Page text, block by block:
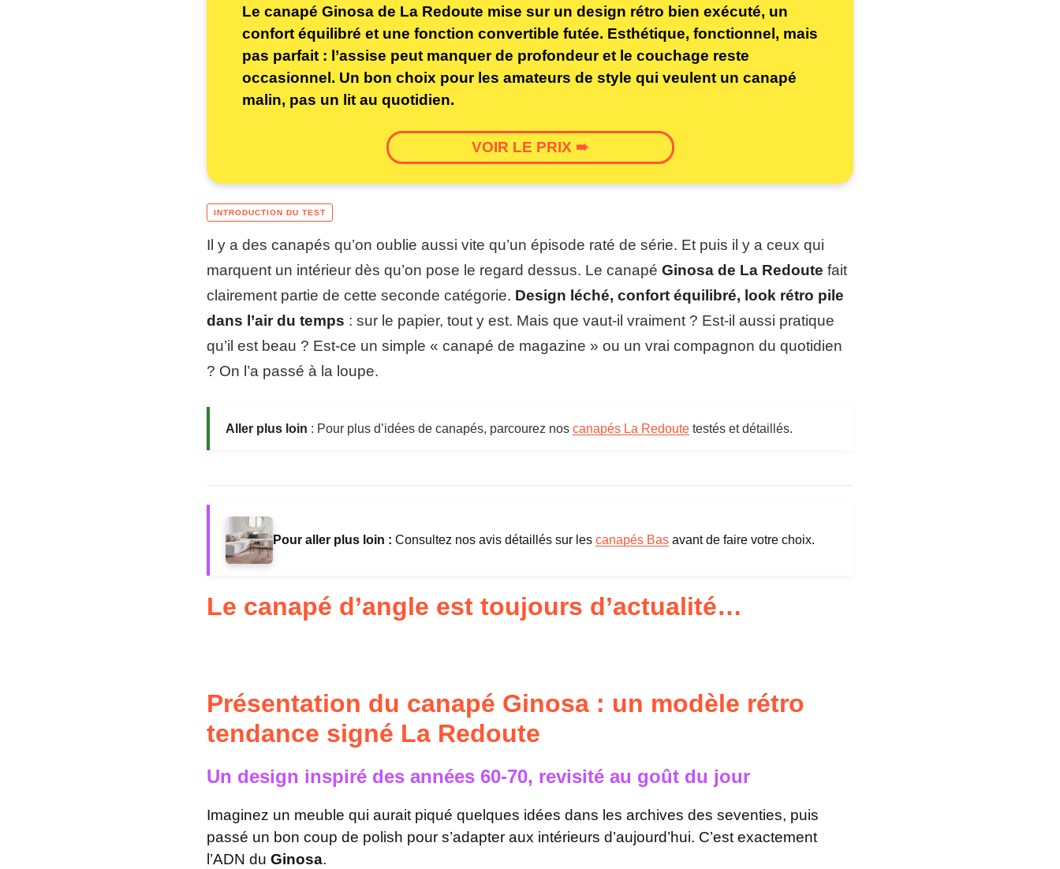
Le canapé Ginosa de La Redoute mise sur un design rétro bien exécuté, un
confort équilibré et une fonction convertible futée. Esthétique, fonctionnel, mais
pas parfait : l’assise peut manquer de profondeur et le couchage reste
occasionnel. Un bon choix pour les amateurs de style qui veulent un canapé
malin, pas un lit au quotidien.
VOIR LE PRIX ➠
Il y a des canapés qu’on oublie aussi vite qu’un épisode raté de série. Et puis il y a ceux qui
marquent un intérieur dès qu’on pose le regard dessus. Le canapé Ginosa de La Redoute fait
clairement partie de cette seconde catégorie. Design léché, confort équilibré, look rétro pile
dans l’air du temps : sur le papier, tout y est. Mais que vaut-il vraiment ? Est-il aussi pratique
qu’il est beau ? Est-ce un simple « canapé de magazine » ou un vrai compagnon du quotidien
? On l’a passé à la loupe.
Aller plus loin : Pour plus d’idées de canapés, parcourez nos canapés La Redoute testés et détaillés.
Pour aller plus loin : Consultez nos avis détaillés sur les canapés Bas avant de faire votre choix.
Le canapé d’angle est toujours d’actualité…
Présentation du canapé Ginosa : un modèle rétro
tendance signé La Redoute
Un design inspiré des années 60-70, revisité au goût du jour
Imaginez un meuble qui aurait piqué quelques idées dans les archives des seventies, puis
passé un bon coup de polish pour s’adapter aux intérieurs d’aujourd’hui. C’est exactement
l’ADN du Ginosa.